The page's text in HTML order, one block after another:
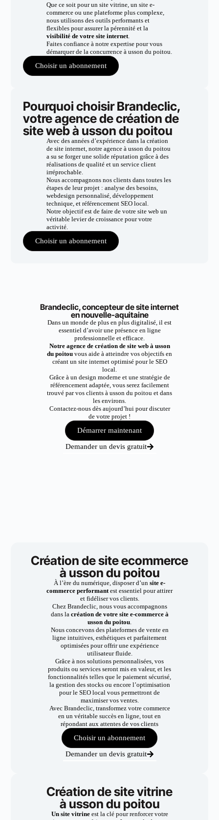
Que ce soit pour un site vitrine, un site e-
commerce ou une plateforme plus complexe,
nous utilisons des outils performants et
flexibles pour assurer la pérennité et la
visibilité de votre site internet.
Faites confiance à notre expertise pour vous
démarquer de la concurrence à usson du poitou.
Choisir un abonnement
Pourquoi choisir Brandeclic,
votre agence de création de
site web à usson du poitou
Avec des années d’expérience dans la création
de site internet, notre agence à usson du poitou
a su se forger une solide réputation grâce à des
réalisations de qualité et un service client
irréprochable.
Nous accompagnons nos clients dans toutes les
étapes de leur projet : analyse des besoins,
webdesign personnalisé, développement
technique, et référencement SEO local.
Notre objectif est de faire de votre site web un
véritable levier de croissance pour votre
activité.
Choisir un abonnement
Brandeclic, concepteur de site internet
en nouvelle-aquitaine
Dans un monde de plus en plus digitalisé, il est
essentiel d’avoir une présence en ligne
professionnelle et efficace.
Notre agence de création de site web à usson
du poitou vous aide à atteindre vos objectifs en
créant un site internet optimisé pour le SEO
local.
Grâce à un design moderne et une stratégie de
référencement adaptée, vous serez facilement
trouvé par vos clients à usson du poitou et dans
les environs.
Contactez-nous dès aujourd’hui pour discuter
de votre projet !
Démarrer maintenant
Demander un devis gratuit
Création de site ecommerce
à usson du poitou
À l’ère du numérique, disposer d’un site e-
commerce performantest essentiel pour attirer
et fidéliser vos clients.
Chez Brandeclic, nous vous accompagnons
dans la création de votre site e-commerce à
usson du poitou.
Nous concevons des plateformes de vente en
ligne intuitives, esthétiques et parfaitement
optimisées pour offrir une expérience
utilisateur fluide.
Grâce à nos solutions personnalisées, vos
produits ou services seront mis en valeur, et les
fonctionnalités telles que le paiement sécurisé,
la gestion des stocks ou encore l’optimisation
pour le SEO local vous permettront de
maximiser vos ventes.
Avec Brandeclic, transformez votre commerce
en un véritable succès en ligne, tout en
répondant aux attentes de vos clients
Choisir un abonnement
Demander un devis gratuit
Création de site vitrine
à usson du poitou
Un site vitrineest la clé pour renforcer votre